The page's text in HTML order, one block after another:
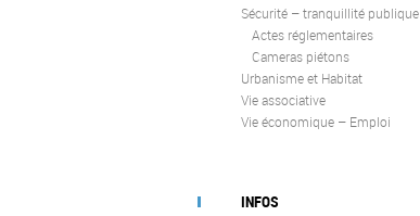
Sécurité – tranquillité publique
Actes réglementaires
Cameras piétons
Urbanisme et Habitat
Vie associative
Vie économique – Emploi
INFOS